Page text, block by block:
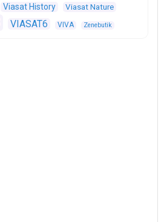
Viasat History Viasat Nature
VIASAT6 VIVA Zenebutik